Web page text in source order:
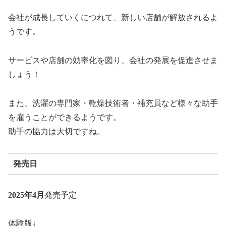
会社が成長していくにつれて、新しい店舗が解放されるよ
うです。
サービスや店舗の効率化を図り、会社の発展を促進させま
しょう！
また、洗濯の専門家・乾燥技術者・補充員など様々な助手
を雇うことができるようです。
助手の協力は大切ですね。
発売日
2025年4月 発売予定
体験版↓